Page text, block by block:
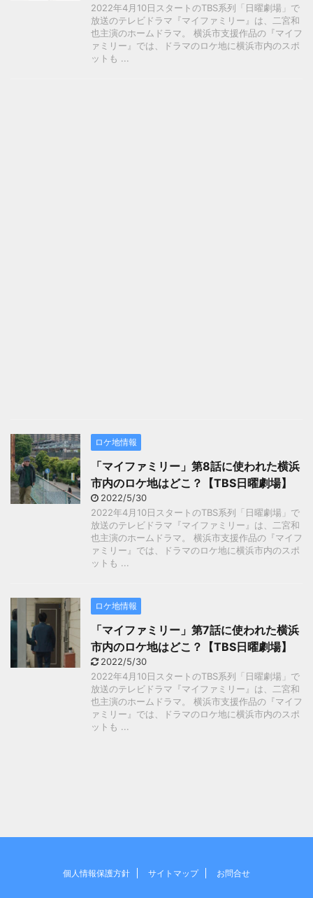
2022年4月10日スタートのTBS系列「日曜劇場」で
放送のテレビドラマ『マイファミリー』は、二宮和
也主演のホームドラマ。 横浜市支援作品の『マイフ
ァミリー』では、ドラマのロケ地に横浜市内のスポ
ットも ...
ロケ地情報
「マイファミリー」第8話に使われた横浜
市内のロケ地はどこ？【TBS日曜劇場】
2022/5/30
2022年4月10日スタートのTBS系列「日曜劇場」で
放送のテレビドラマ『マイファミリー』は、二宮和
也主演のホームドラマ。 横浜市支援作品の『マイフ
ァミリー』では、ドラマのロケ地に横浜市内のスポ
ットも ...
ロケ地情報
「マイファミリー」第7話に使われた横浜
市内のロケ地はどこ？【TBS日曜劇場】
2022/5/30
2022年4月10日スタートのTBS系列「日曜劇場」で
放送のテレビドラマ『マイファミリー』は、二宮和
也主演のホームドラマ。 横浜市支援作品の『マイフ
ァミリー』では、ドラマのロケ地に横浜市内のスポ
ットも ...
個人情報保護方針 サイトマップ お問合せ